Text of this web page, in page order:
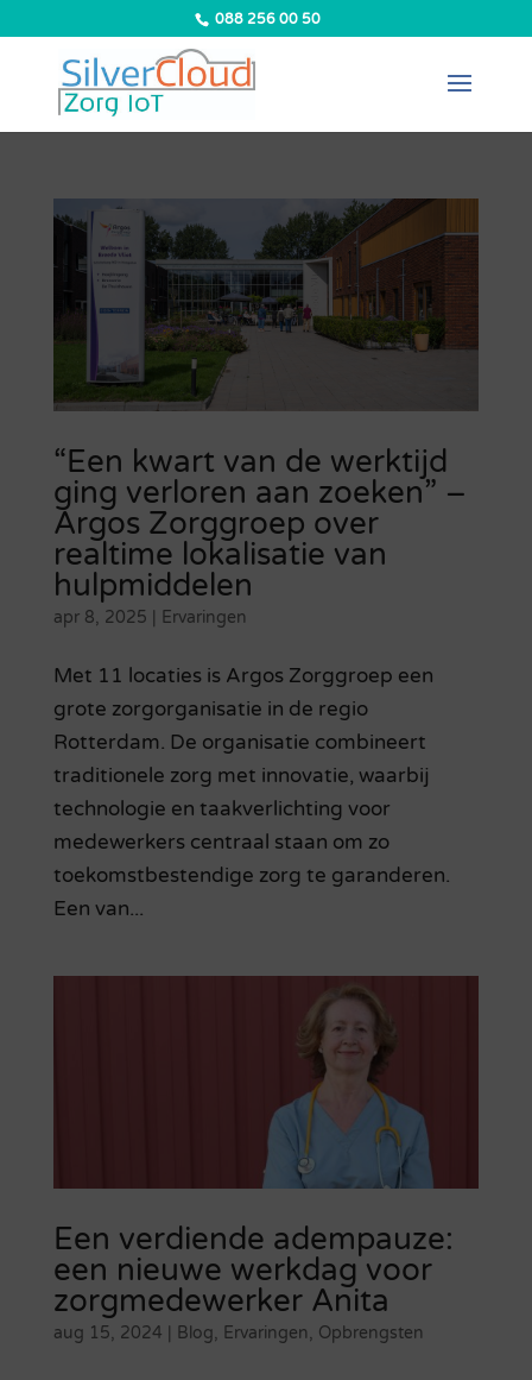
088 256 00 50
“Een kwart van de werktijd
ging verloren aan zoeken” –
Argos Zorggroep over
realtime lokalisatie van
hulpmiddelen
apr 8, 2025 Ervaringen
Met 11 locaties is Argos Zorggroep een
grote zorgorganisatie in de regio
Rotterdam. De organisatie combineert
traditionele zorg met innovatie, waarbij
technologie en taakverlichting voor
medewerkers centraal staan om zo
toekomstbestendige zorg te garanderen.
Een van...
Een verdiende adempauze:
een nieuwe werkdag voor
zorgmedewerker Anita
aug 15, 2024 Blog, Ervaringen, Opbrengsten